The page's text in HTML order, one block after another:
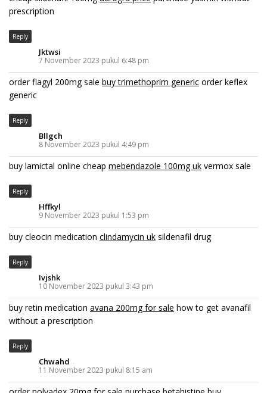
prescription
Reply
Jktwsi
7 November 2023 pukul 6:48 pm
order flagyl 200mg sale buy trimethoprim generic order keflex
generic
Reply
Bllgch
8 November 2023 pukul 4:49 pm
buy lamictal online cheap mebendazole 100mg uk vermox sale
Reply
Hffkyl
9 November 2023 pukul 1:53 pm
buy cleocin medication clindamycin uk sildenafil drug
Reply
Ivjshk
10 November 2023 pukul 3:43 pm
buy retin medication avana 200mg for sale how to get avanafil
without a prescription
Reply
Chwahd
11 November 2023 pukul 8:15 am